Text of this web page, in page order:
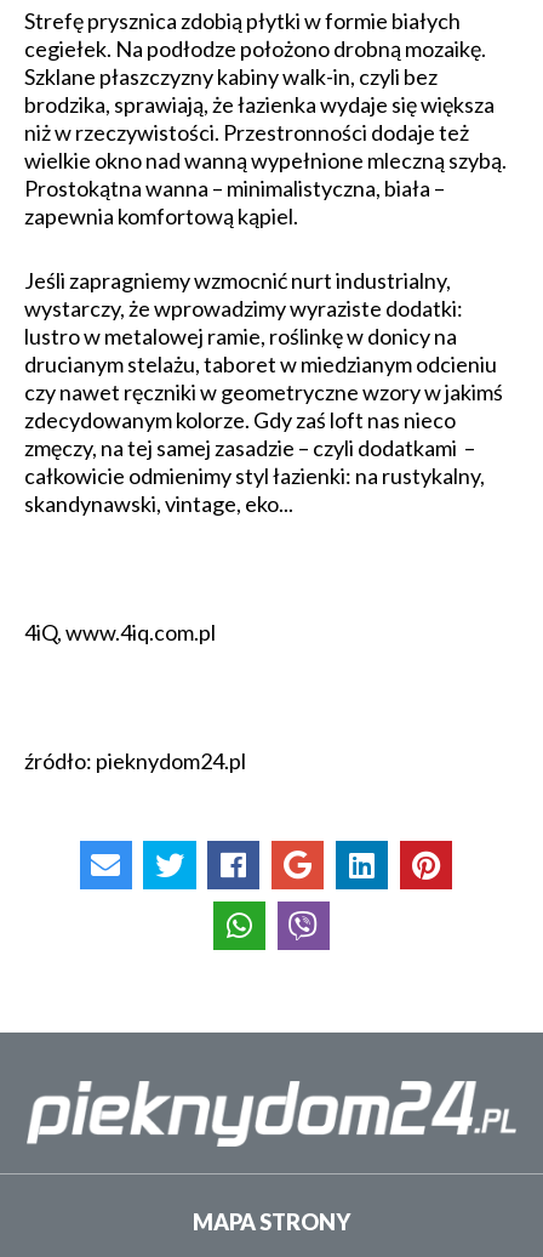
Strefę prysznica zdobią płytki w formie białych
cegiełek. Na podłodze położono drobną mozaikę.
Szklane płaszczyzny kabiny walk-in, czyli bez
brodzika, sprawiają, że łazienka wydaje się większa
niż w rzeczywistości. Przestronności dodaje też
wielkie okno nad wanną wypełnione mleczną szybą.
Prostokątna wanna – minimalistyczna, biała –
zapewnia komfortową kąpiel.
Jeśli zapragniemy wzmocnić nurt industrialny,
wystarczy, że wprowadzimy wyraziste dodatki:
lustro w metalowej ramie, roślinkę w donicy na
drucianym stelażu, taboret w miedzianym odcieniu
czy nawet ręczniki w geometryczne wzory w jakimś
zdecydowanym kolorze. Gdy zaś loft nas nieco
zmęczy, na tej samej zasadzie – czyli dodatkami –
całkowicie odmienimy styl łazienki: na rustykalny,
skandynawski, vintage, eko...
4iQ, www.4iq.com.pl
źródło: pieknydom24.pl
MAPA STRONY